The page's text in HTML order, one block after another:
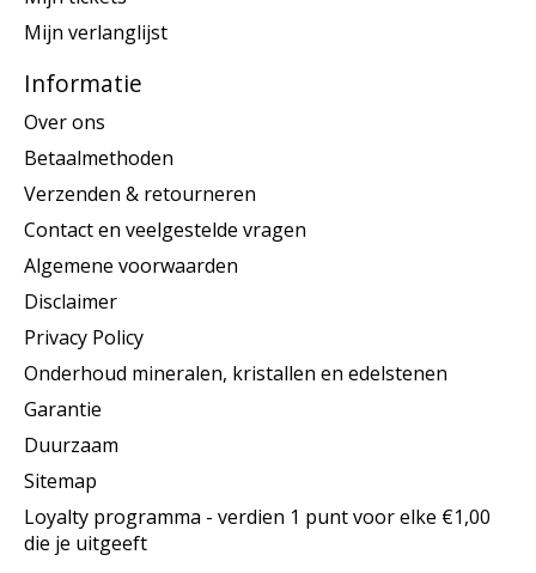
Mijn verlanglijst
Informatie
Over ons
Betaalmethoden
Verzenden & retourneren
Contact en veelgestelde vragen
Algemene voorwaarden
Disclaimer
Privacy Policy
Onderhoud mineralen, kristallen en edelstenen
Garantie
Duurzaam
Sitemap
Loyalty programma - verdien 1 punt voor elke €1,00
die je uitgeeft